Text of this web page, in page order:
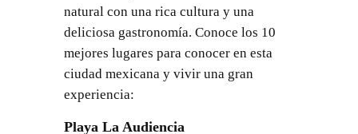
natural con una rica cultura y una
deliciosa gastronomía. Conoce los 10
mejores lugares para conocer en esta
ciudad mexicana y vivir una gran
experiencia:
Playa La Audiencia